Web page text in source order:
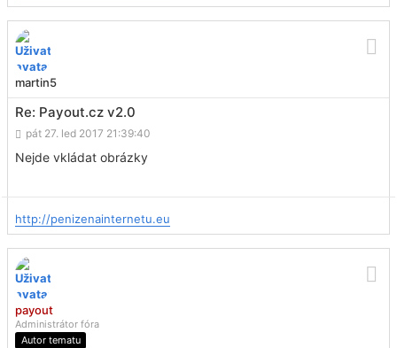
martin5
Re: Payout.cz v2.0
pát 27. led 2017 21:39:40
Nejde vkládat obrázky
http://penizenainternetu.eu
payout
Administrátor fóra
Autor tematu